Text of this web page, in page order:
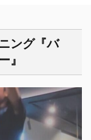
ング『バ
』